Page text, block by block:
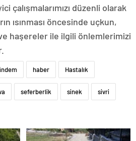
çalışmalarımızı düzenli olarak
ısınması öncesinde uçkun,
haşereler ile ilgili önlemlerimizi
haber Hastalık
seferberlik sinek sivri